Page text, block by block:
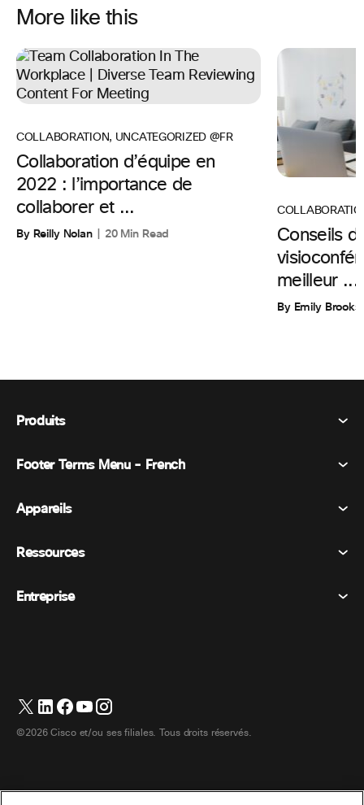
More like this
COLLABORATION, UNCATEGORIZED @FR
Collaboration d’équipe en
2022 : l’importance de
collaborer et ...
By Reilly Nolan 20 Min Read
Conseils
meilleur ...
By Emily Brooks
Produits
Webex Suite
Messagerie
Événements
Tableau blanc
Footer Terms Menu - French
Conditions générales
Marques déposées
English (Anglais)
Appareils
Appareils de la salle
Casques d’écoute
Ressources
Tarifs
Entreprise
Contacter le support
Contacter le service commercial
©2026 Cisco et/ou ses filiales. Tous droits réservés.